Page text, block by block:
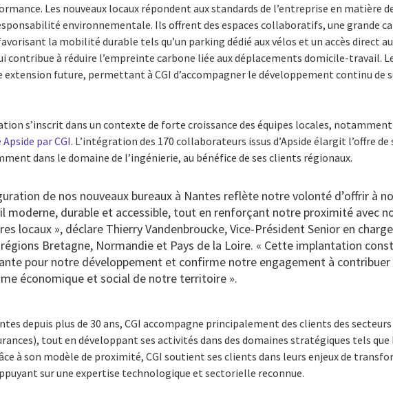
Les nouveaux locaux répondent aux standards de l’entreprise en matière
environnementale. Ils offrent des espaces collaboratifs, une grande
la mobilité durable tels qu’un parking dédié aux vélos et un accès direct
contribue à réduire l’empreinte carbone liée aux déplacements domicile-travail.
future, permettant à CGI d’accompagner le développement continu de
s’inscrit dans un contexte de forte croissance des équipes locales,
par CGI. L’intégration des 170 collaborateurs issus d’Apside élargit l’offre de
dans le domaine de l’ingénierie, au bénéfice de ses clients régionaux.
de nos nouveaux bureaux à Nantes reflète notre volonté d’offrir à
moderne, durable et accessible, tout en renforçant notre proximité avec
locaux », déclare Thierry Vandenbroucke, Vice-Président Senior en
Bretagne, Normandie et Pays de la Loire. « Cette implantation
pour notre développement et confirme notre engagement à contribuer
économique et social de notre territoire ».
depuis plus de 30 ans, CGI accompagne principalement des clients des
tout en développant ses activités dans des domaines stratégiques tels que
à son modèle de proximité, CGI soutient ses clients dans leurs enjeux de
sur une expertise technologique et sectorielle reconnue.